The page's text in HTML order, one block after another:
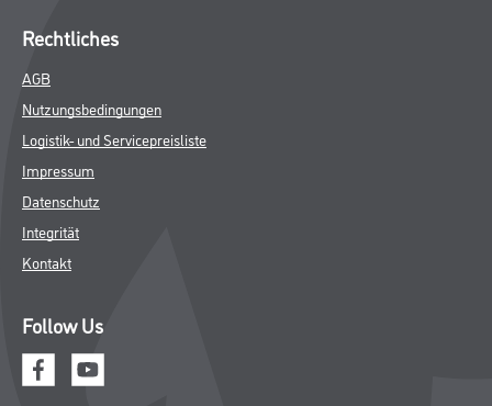
Rechtliches
AGB
Nutzungsbedingungen
Logistik- und Servicepreisliste
Impressum
Datenschutz
Integrität
Kontakt
Follow Us